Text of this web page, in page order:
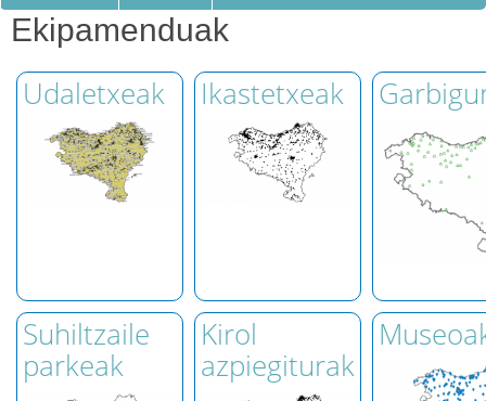
Ekipamenduak
Udaletxeak Ikastetxeak
Suhiltzaile
parkeak
Kirol
azpiegiturak